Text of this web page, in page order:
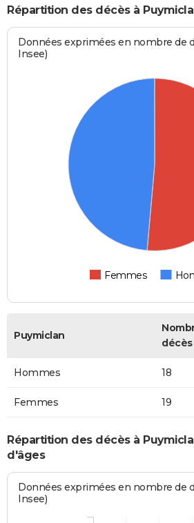
Répartition des décès à
Données exprimées en nombre de
Insee)
Femmes
Puymiclan
décès
Hommes 18
Femmes 19
Répartition des décès à
d'âges
Données exprimées en nombre de
Insee)